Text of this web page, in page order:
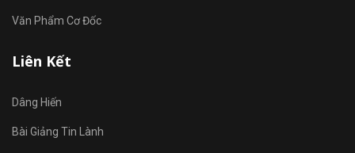
Văn Phẩm Cơ Đốc
Liên Kết
Dâng Hiến
Bài Giảng Tin Lành